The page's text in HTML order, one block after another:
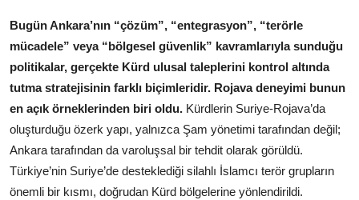
Bugün Ankara’nın “çözüm”, “entegrasyon”, “terörle
mücadele” veya “bölgesel güvenlik” kavramlarıyla sunduğu
politikalar, gerçekte Kürd ulusal taleplerini kontrol altında
tutma stratejisinin farklı biçimleridir. Rojava deneyimi bunun
en açık örneklerinden biri oldu. Kürdlerin Suriye-Rojava’da
oluşturduğu özerk yapı, yalnızca Şam yönetimi tarafından değil;
Ankara tarafından da varoluşsal bir tehdit olarak görüldü.
Türkiye’nin Suriye’de desteklediği silahlı İslamcı terör grupların
önemli bir kısmı, doğrudan Kürd bölgelerine yönlendirildi.